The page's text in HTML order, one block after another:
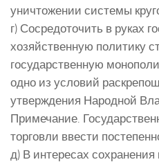
уничтожении системы
г) Сосредоточить в руках
хозяйственную политику
государственную
одно из условий
утверждения Народной
Примечание.
торговли ввести
д) В интересах